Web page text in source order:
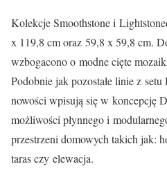
Kolekcje Smoothstone i
x 119,8 cm oraz 59,8 x 59,8 cm.
wzbogacono o modne cięte
Podobnie jak pozostałe linie z
nowości wpisują się w koncepcję
możliwości płynnego i
przestrzeni domowych takich jak:
taras czy elewacja.